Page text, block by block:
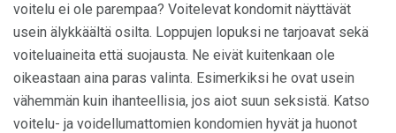
voitelu ei ole parempaa? Voitelevat kondomit näyttävät
usein älykkäältä osilta. Loppujen lopuksi ne tarjoavat sekä
voiteluaineita että suojausta. Ne eivät kuitenkaan ole
oikeastaan ​​aina paras valinta. Esimerkiksi he ovat usein
vähemmän kuin ihanteellisia, jos aiot suun seksistä. Katso
voitelu- ja voidellumattomien kondomien hyvät ja huonot